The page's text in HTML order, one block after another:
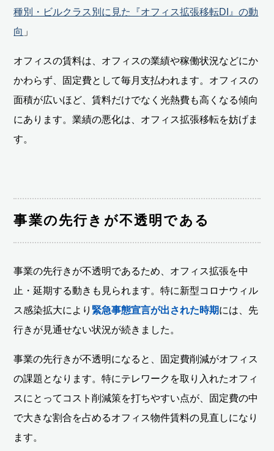
種別・ビルクラス別に見た『オフィス拡張移転DI』の動
向 」
オフィスの賃料は、オフィスの業績や稼働状況などにか
かわらず、固定費として毎月支払われます。オフィスの
面積が広いほど、賃料だけでなく光熱費も高くなる傾向
にあります。業績の悪化は、オフィス拡張移転を妨げま
す。
事業の先行きが不透明である
事業の先行きが不透明であるため、オフィス拡張を中
止・延期する動きも見られます。特に新型コロナウィル
ス感染拡大により 緊急事態宣言が出された時期には、先
行きが見通せない状況が続きました。
事業の先行きが不透明になると、固定費削減がオフィス
の課題となります。特にテレワークを取り入れたオフィ
スにとってコスト削減策を打ちやすい点が、固定費の中
で大きな割合を占めるオフィス物件賃料の見直しになり
ます。